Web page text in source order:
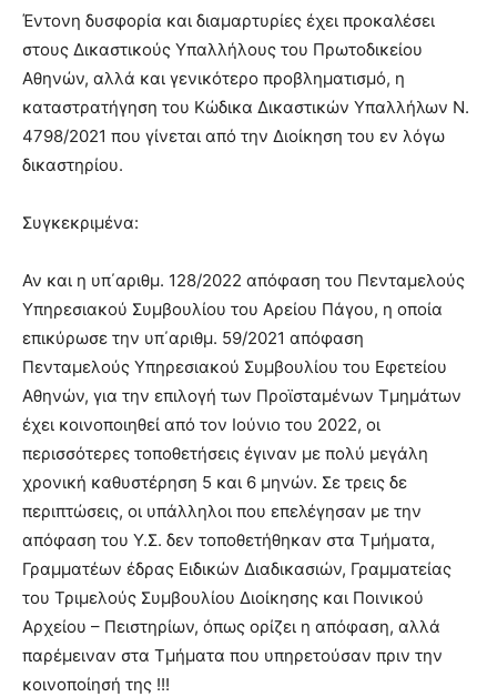
Έντονη δυσφορία και διαμαρτυρίες έχει προκαλέσει
στους Δικαστικούς Υπαλλήλους του Πρωτοδικείου
Αθηνών, αλλά και γενικότερο προβληματισμό, η
καταστρατήγηση του Κώδικα Δικαστικών Υπαλλήλων Ν.
4798/2021 που γίνεται από την Διοίκηση του εν λόγω
δικαστηρίου.
Συγκεκριμένα:
Αν και η υπ΄αριθμ. 128/2022 απόφαση του Πενταμελούς
Υπηρεσιακού Συμβουλίου του Αρείου Πάγου, η οποία
επικύρωσε την υπ΄αριθμ. 59/2021 απόφαση
Πενταμελούς Υπηρεσιακού Συμβουλίου του Εφετείου
Αθηνών, για την επιλογή των Προϊσταμένων Τμημάτων
έχει κοινοποιηθεί από τον Ιούνιο του 2022, οι
περισσότερες τοποθετήσεις έγιναν με πολύ μεγάλη
χρονική καθυστέρηση 5 και 6 μηνών. Σε τρεις δε
περιπτώσεις, οι υπάλληλοι που επελέγησαν με την
απόφαση του Υ.Σ. δεν τοποθετήθηκαν στα Τμήματα,
Γραμματέων έδρας Ειδικών Διαδικασιών, Γραμματείας
του Τριμελούς Συμβουλίου Διοίκησης και Ποινικού
Αρχείου – Πειστηρίων, όπως ορίζει η απόφαση, αλλά
παρέμειναν στα Τμήματα που υπηρετούσαν πριν την
κοινοποίησή της !!!